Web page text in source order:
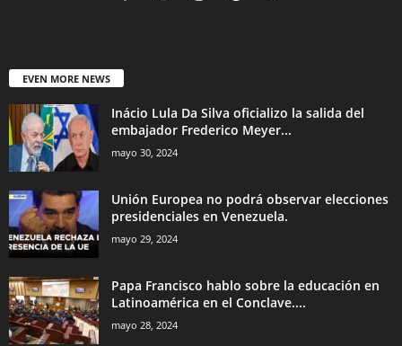
EVEN MORE NEWS
Inácio Lula Da Silva oficializo la salida del
embajador Frederico Meyer...
mayo 30, 2024
Unión Europea no podrá observar elecciones
presidenciales en Venezuela.
mayo 29, 2024
Papa Francisco hablo sobre la educación en
Latinoamérica en el Conclave....
mayo 28, 2024